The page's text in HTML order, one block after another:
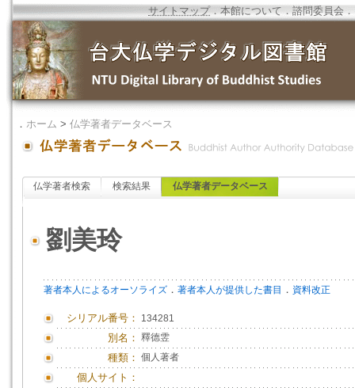
サイトマップ．本館について ．諮問委員会 ．
． ホーム > 仏学著者データベース
仏学著者検索 検索結果 仏学著者データベース
劉美玲
著者本人によるオーソライズ ． 著者本人が提供した書目 ． 資料改正
シリアル番号： 134281
別名： 釋德雴
種類： 個人著者
個人サイト：